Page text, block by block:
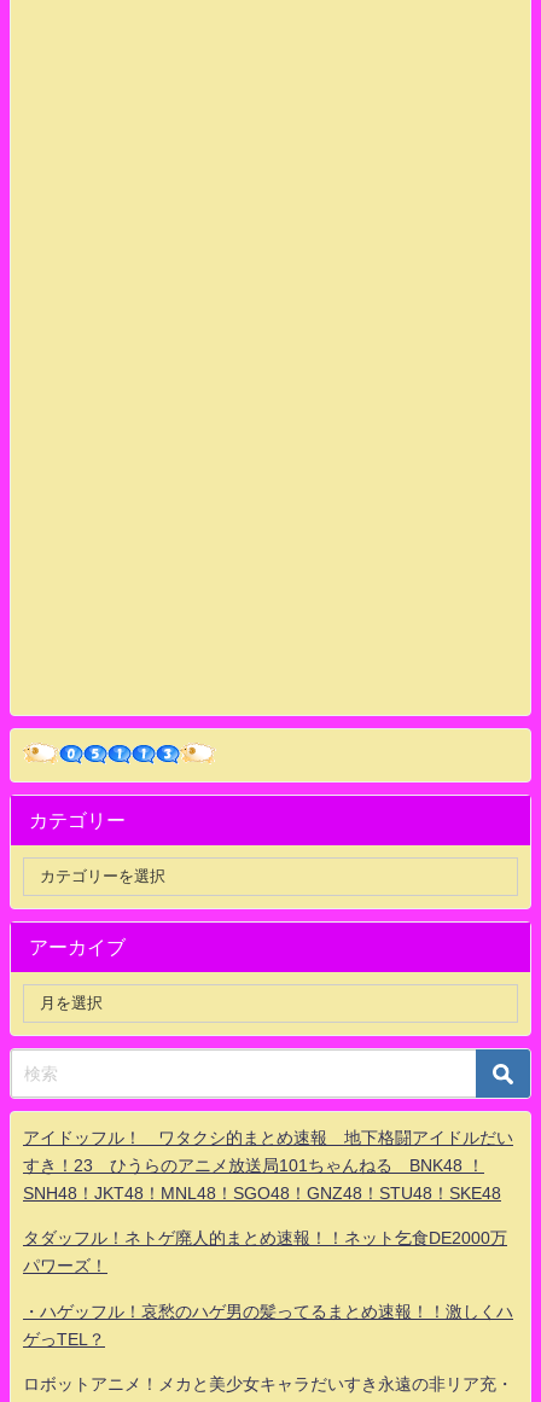
カテゴリー
アーカイブ
アイドッフル！ ワタクシ的まとめ速報 地下格闘アイドルだい
すき！23 ひうらのアニメ放送局101ちゃんねる BNK48 ！
SNH48！JKT48！MNL48！SGO48！GNZ48！STU48！SKE48
タダッフル！ネトゲ廃人的まとめ速報！！ネット乞食DE2000万
パワーズ！
・ハゲッフル！哀愁のハゲ男の髪ってるまとめ速報！！激しくハ
ゲっTEL？
ロボットアニメ！メカと美少女キャラだいすき永遠の非リア充・